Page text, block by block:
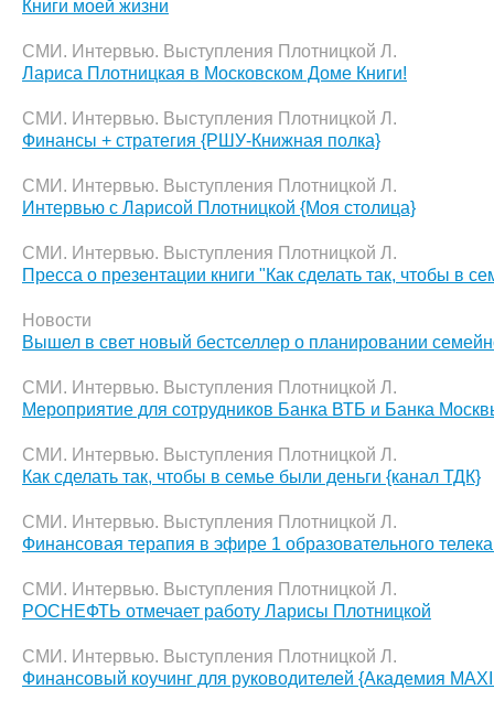
Книги моей жизни
СМИ. Интервью. Выступления Плотницкой Л.
Лариса Плотницкая в Московском Доме Книги!
СМИ. Интервью. Выступления Плотницкой Л.
Финансы + стратегия {РШУ-Книжная полка}
СМИ. Интервью. Выступления Плотницкой Л.
Интервью с Ларисой Плотницкой {Моя столица}
СМИ. Интервью. Выступления Плотницкой Л.
Пресса о презентации книги "Как сделать так, чтобы в
Новости
Вышел в свет новый бестселлер о планировании
СМИ. Интервью. Выступления Плотницкой Л.
Мероприятие для сотрудников Банка ВТБ и Банка
СМИ. Интервью. Выступления Плотницкой Л.
Как сделать так, чтобы в семье были деньги {канал ТДК}
СМИ. Интервью. Выступления Плотницкой Л.
Финансовая терапия в эфире 1 образовательного
СМИ. Интервью. Выступления Плотницкой Л.
РОСНЕФТЬ отмечает работу Ларисы Плотницкой
СМИ. Интервью. Выступления Плотницкой Л.
Финансовый коучинг для руководителей {Академия